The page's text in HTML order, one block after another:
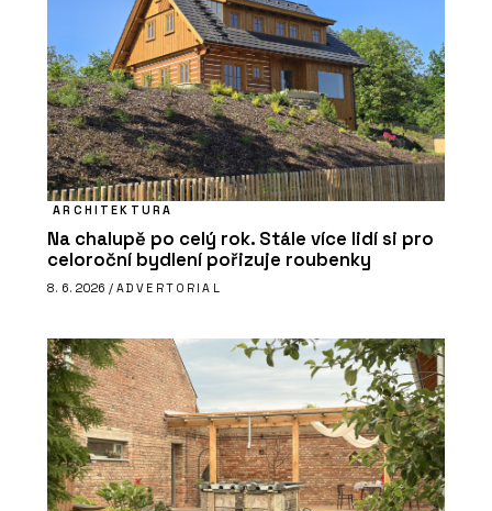
ARCHITEKTURA
Na chalupě po celý rok. Stále více lidí si pro
celoroční bydlení pořizuje roubenky
8. 6. 2026 / ADVERTORIAL